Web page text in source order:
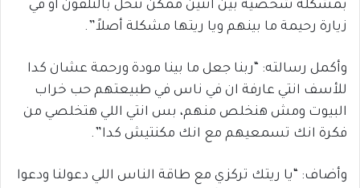
بمشكلة شخصية بين اتنين ممكن تتحل بالتلفون أو في
زيارة رحيمة ما بينهم ويا ريتها مشكلة أصلاً”.
وأكمل رسالته: “ربنا جعل ما بينا مودة ورحمة عشان كدا
للأسف انتي عارفة ان في ناس في طبيعتهم حب خراب
البيوت ومش هنخلص منهم، بس انتي اللي هتخلصي من
فكرة انك تسمعيهم مع انك مكنتيش كدا”.
وأضاف: “يا ريتك تركزي مع طاقة الناس اللي دعولنا ودعوا